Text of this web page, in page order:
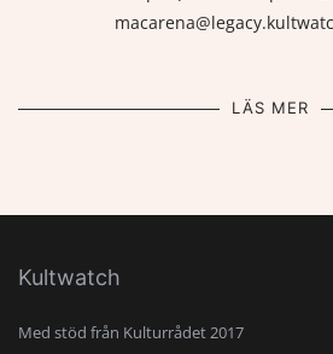
LÄS MER
Kultwatch
Med stöd från Kulturrådet 2017